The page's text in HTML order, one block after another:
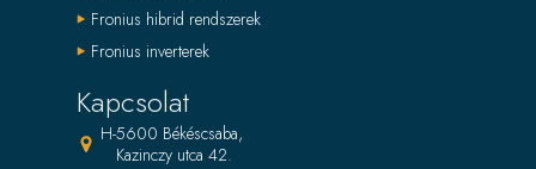
Fronius hibrid rendszerek
Fronius inverterek
Kapcsolat
H-5600 Békéscsaba,
Kazinczy utca 42.